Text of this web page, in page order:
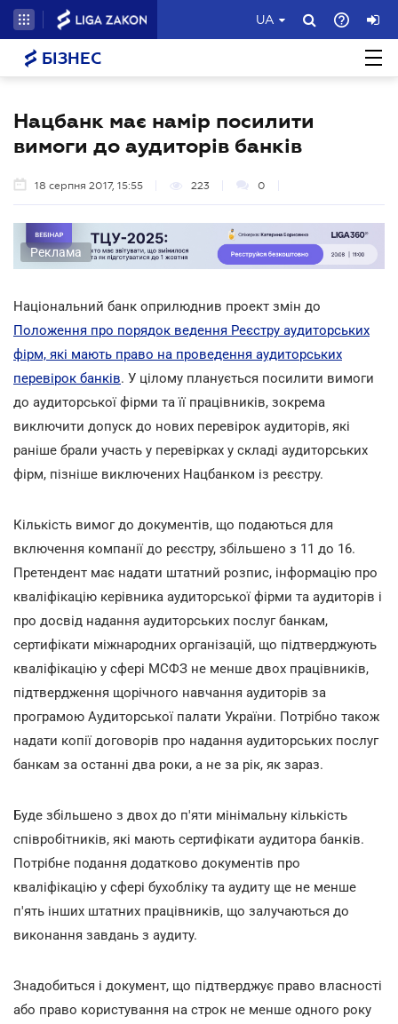
UA
БІЗНЕС
Нацбанк має намір посилити
вимоги до аудиторів банків
18 серпня 2017, 15:55 223 0
Реклама
Національний банк оприлюднив проект змін до
Положення про порядок ведення Реєстру аудиторських
фірм, які мають право на проведення аудиторських
перевірок банків. У цілому планується посилити вимоги
до аудиторської фірми та її працівників, зокрема
виключити допуск до нових перевірок аудиторів, які
раніше брали участь у перевірках у складі аудиторських
фірм, пізніше виключених Нацбанком із реєстру.
Кількість вимог до документів, що подаються для
включення компанії до реєстру, збільшено з 11 до 16.
Претендент має надати штатний розпис, інформацію про
кваліфікацію керівника аудиторської фірми та аудиторів і
про досвід надання аудиторських послуг банкам,
сертифікати міжнародних організацій, що підтверджують
кваліфікацію у сфері МСФЗ не менше двох працівників,
підтвердження щорічного навчання аудиторів за
програмою Аудиторської палати України. Потрібно також
надати копії договорів про надання аудиторських послуг
банкам за останні два роки, а не за рік, як зараз.
Буде збільшено з двох до п'яти мінімальну кількість
співробітників, які мають сертифікати аудитора банків.
Потрібне подання додатково документів про
кваліфікацію у сфері бухобліку та аудиту ще не менше
п'ять інших штатних працівників, що залучаються до
виконання завдань з аудиту.
Знадобиться і документ, що підтверджує право власності
або право користування на строк не менше одного року